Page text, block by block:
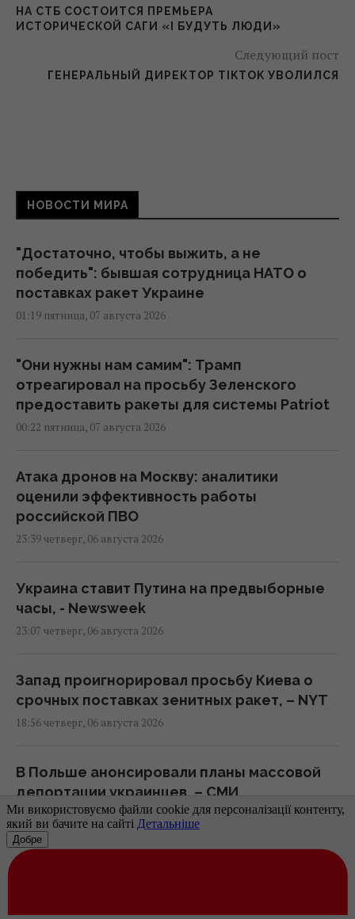
НА СТБ СОСТОИТСЯ ПРЕМЬЕРА
ИСТОРИЧЕСКОЙ САГИ «І БУДУТЬ ЛЮДИ»
Следующий пост
ГЕНЕРАЛЬНЫЙ ДИРЕКТОР TIKTOK УВОЛИЛСЯ
НОВОСТИ МИРА
"Достаточно, чтобы выжить, а не
победить": бывшая сотрудница НАТО о
поставках ракет Украине
01:19 пятница, 07 августа 2026
"Они нужны нам самим": Трамп
отреагировал на просьбу Зеленского
предоставить ракеты для системы Patriot
00:22 пятница, 07 августа 2026
Атака дронов на Москву: аналитики
оценили эффективность работы
российской ПВО
23:39 четверг, 06 августа 2026
Украина ставит Путина на предвыборные
часы, - Newsweek
23:07 четверг, 06 августа 2026
Запад проигнорировал просьбу Киева о
срочных поставках зенитных ракет, – NYT
18:56 четверг, 06 августа 2026
В Польше анонсировали планы массовой
депортации украинцев, – СМИ
18:17 четверг, 06 августа 2026